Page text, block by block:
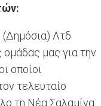
Λτδ
μας για την
οποίοι
τελευταίο
τη Νέα Σαλαμίνα.